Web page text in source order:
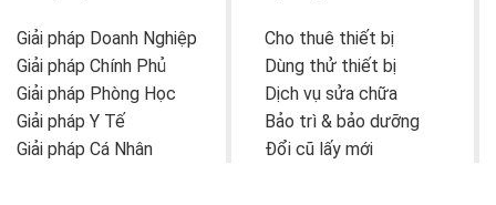
Giải pháp Doanh Nghiệp
Giải pháp Chính Phủ
Giải pháp Phòng Học
Giải pháp Y Tế
Giải pháp Cá Nhân
Cho thuê thiết bị
Dùng thử thiết bị
Dịch vụ sửa chữa
Bảo trì & bảo dưỡng
Đổi cũ lấy mới